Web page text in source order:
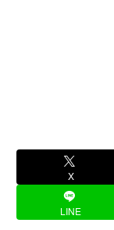
X
LINE